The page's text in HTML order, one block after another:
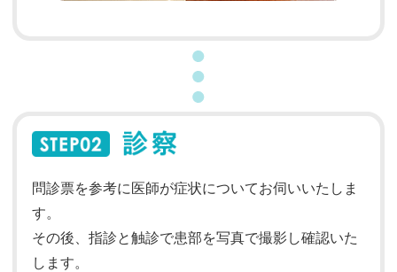
問診票を参考に医師が症状についてお伺いいたしま
す。
その後、指診と触診で患部を写真で撮影し確認いた
します。